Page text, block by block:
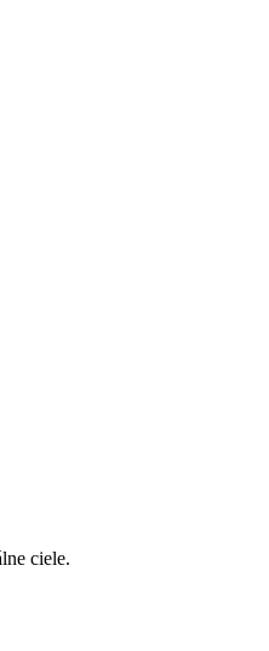
ciele.